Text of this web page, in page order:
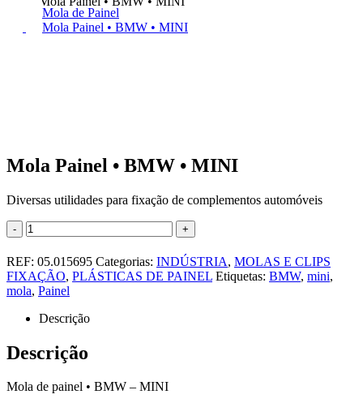
Mola de Painel
Mola Painel • BMW • MINI
Mola Painel • BMW • MINI
Diversas utilidades para fixação de complementos automóveis
- +
REF: 05.015695 Categorias: INDÚSTRIA, MOLAS E CLIPS
FIXAÇÃO, PLÁSTICAS DE PAINEL Etiquetas: BMW, mini,
mola, Painel
Descrição
Descrição
Mola de painel • BMW – MINI